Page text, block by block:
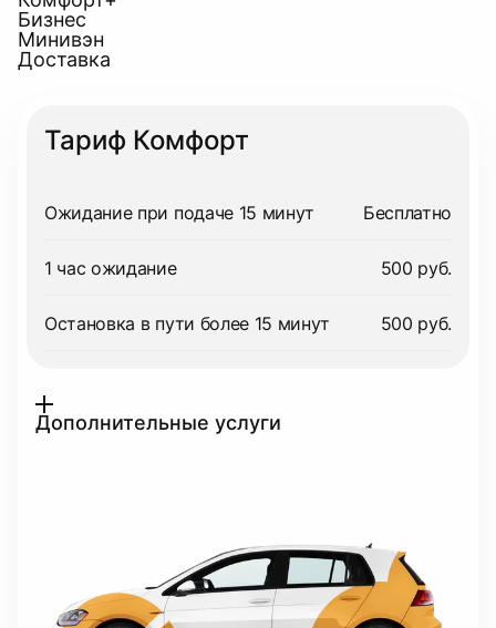
Бизнес
Минивэн
Доставка
Тариф Комфорт
Ожидание при подаче 15 минут Бесплатно
1 час ожидание 500 руб.
Остановка в пути более 15 минут 500 руб.
Дополнительные услуги